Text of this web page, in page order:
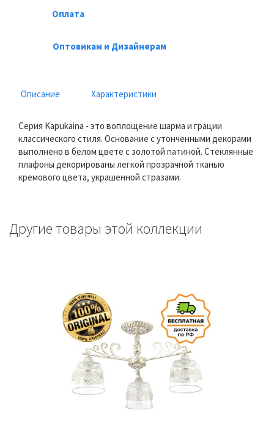
Оплата
Оптовикам и Дизайнерам
Описание Характеристики
Серия Kapukaina - это воплощение шарма и грации
классического стиля. Основание с утонченными декорами
выполнено в белом цвете с золотой патиной. Стеклянные
плафоны декорированы легкой прозрачной тканью
кремового цвета, украшенной стразами.
Другие товары этой коллекции